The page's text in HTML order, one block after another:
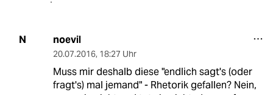
N noevil
20.07.2016, 18:27 Uhr
Muss mir deshalb diese "endlich sagt's (oder
fragt's) mal jemand" - Rhetorik gefallen? Nein,